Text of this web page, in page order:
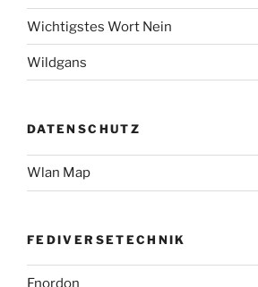
Wichtigstes Wort Nein
Wildgans
DATENSCHUTZ
Wlan Map
FEDIVERSETECHNIK
Fnordon